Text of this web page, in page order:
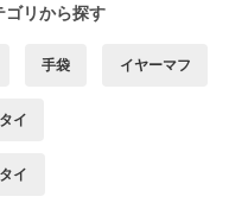
ゴリから探す
手袋 イヤーマフ
イ
イ